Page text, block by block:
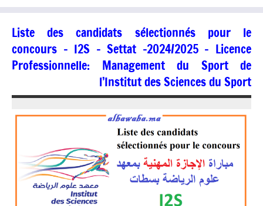
Liste des candidats sélectionnés pour le
concours – I2S – Settat -2024/2025 – Licence
Professionnelle: Management du Sport de
l’Institut des Sciences du Sport